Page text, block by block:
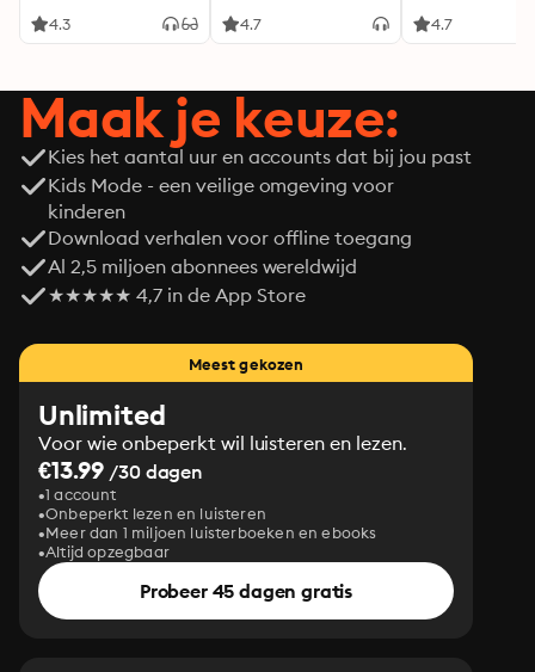
4.3 4.7 4.7
Maak je keuze:
Kies het aantal uur en accounts dat bij jou past
Kids Mode - een veilige omgeving voor
kinderen
Download verhalen voor offline toegang
Al 2,5 miljoen abonnees wereldwijd
★★★★★ 4,7 in de App Store
Meest gekozen
Unlimited
Voor wie onbeperkt wil luisteren en lezen.
€13.99 /30 dagen
1 account
Onbeperkt lezen en luisteren
Meer dan 1 miljoen luisterboeken en ebooks
Altijd opzegbaar
Probeer 45 dagen gratis